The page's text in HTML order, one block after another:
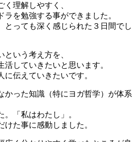
理解しやすく、
ラを勉強する事ができました。
っても深く感じられた３日間でし
という考え方を、
活していきたいと思います。
に伝えていきたいです。
かった知識（特にヨガ哲学）が体系
。「私はわたし」。
た事に感動しました。